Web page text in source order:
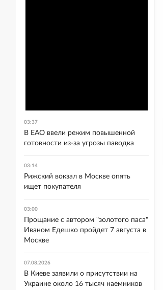
03:37
В ЕАО ввели режим повышенной
готовности из-за угрозы паводка
03:14
Рижский вокзал в Москве опять
ищет покупателя
03:00
Прощание с автором "золотого паса"
Иваном Едешко пройдет 7 августа в
Москве
07.08.2026
В Киеве заявили о присутствии на
Украине около 16 тысяч наемников